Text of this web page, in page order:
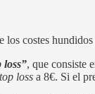
los costes
loss”, que consiste
loss a 8€. Si el